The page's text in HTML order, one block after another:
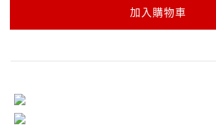
加入購物車